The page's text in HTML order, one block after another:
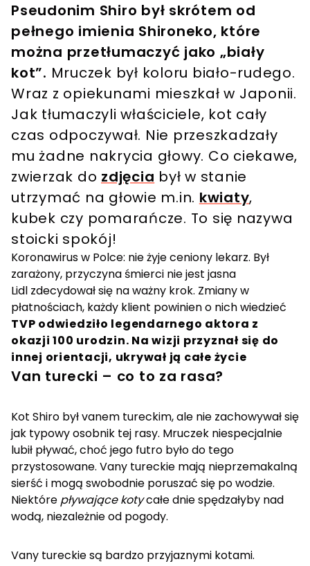
Pseudonim Shiro był skrótem od
pełnego imienia Shironeko, które
można przetłumaczyć jako „biały
kot”. Mruczek był koloru biało-rudego.
Wraz z opiekunami mieszkał w Japonii.
Jak tłumaczyli właściciele, kot cały
czas odpoczywał. Nie przeszkadzały
mu żadne nakrycia głowy. Co ciekawe,
zwierzak do zdjęcia był w stanie
utrzymać na głowie m.in. kwiaty,
kubek czy pomarańcze. To się nazywa
stoicki spokój!
Koronawirus w Polce: nie żyje ceniony lekarz. Był
zarażony, przyczyna śmierci nie jest jasna
Lidl zdecydował się na ważny krok. Zmiany w
płatnościach, każdy klient powinien o nich wiedzieć
TVP odwiedziło legendarnego aktora z
okazji 100 urodzin. Na wizji przyznał się do
innej orientacji, ukrywał ją całe życie
Van turecki – co to za rasa?
Kot Shiro był vanem tureckim, ale nie zachowywał się
jak typowy osobnik tej rasy. Mruczek niespecjalnie
lubił pływać, choć jego futro było do tego
przystosowane. Vany tureckie mają nieprzemakalną
sierść i mogą swobodnie poruszać się po wodzie.
Niektóre pływające kotycałe dnie spędzałyby nad
wodą, niezależnie od pogody.
Vany tureckie są bardzo przyjaznymi kotami.